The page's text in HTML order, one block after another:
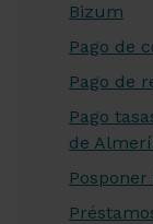
Bizum
Pago de
Pago de
Pago
de